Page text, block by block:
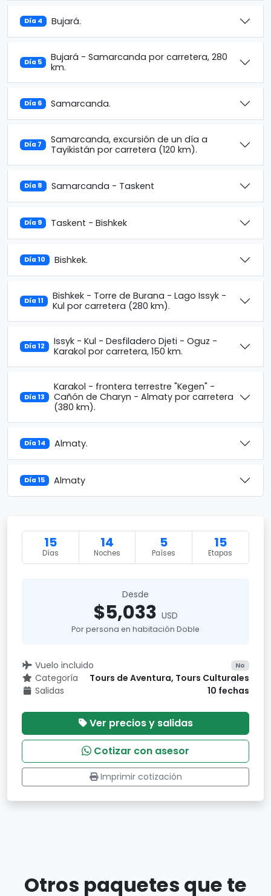
Día 4 Bujará.
Día 5
Bujará - Samarcanda por carretera, 280
km.
Día 6 Samarcanda.
Día 7
Samarcanda, excursión de un día a
Tayikistán por carretera (120 km).
Día 8 Samarcanda - Taskent
Día 9 Taskent - Bishkek
Día 10 Bishkek.
Día 11
Bishkek - Torre de Burana - Lago Issyk -
Kul por carretera (280 km).
Día 12
Issyk - Kul - Desfiladero Djeti - Oguz -
Karakol por carretera, 150 km.
Día 13
Karakol - frontera terrestre "Kegen" -
Cañón de Charyn - Almaty por carretera
(380 km).
Día 14 Almaty.
Día 15 Almaty
15
Días
14
Noches
5
Países
15
Etapas
Desde
$5,033 USD
Por persona en habitación Doble
Vuelo incluido No
Categoría
Tours de Aventura, Tours Culturales
Salidas
10 fechas
Ver precios y salidas
Cotizar con asesor
Imprimir cotización
Otros paquetes que te